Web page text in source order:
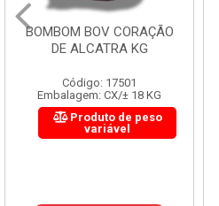
BOMBOM BOV CORAÇÃO
DE ALCATRA KG
Código: 17501
Embalagem: CX/± 18 KG
Produto de peso
variável